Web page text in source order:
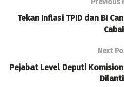
Tekan Inflasi TPID dan BI
Cabai
Next
Pejabat Level Deputi